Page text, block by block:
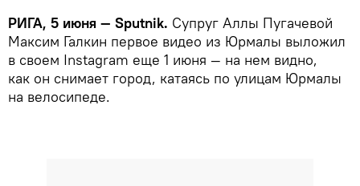
РИГА, 5 июня — Sputnik. Супруг Аллы Пугачевой
Максим Галкин первое видео из Юрмалы выложил
в своем Instagram еще 1 июня — на нем видно,
как он снимает город, катаясь по улицам Юрмалы
на велосипеде.